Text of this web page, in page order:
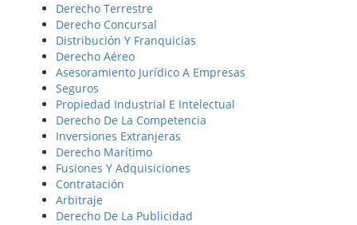
Derecho Terrestre
Derecho Concursal
Distribución Y Franquicias
Derecho Aéreo
Asesoramiento Jurídico A Empresas
Seguros
Propiedad Industrial E Intelectual
Derecho De La Competencia
Inversiones Extranjeras
Derecho Marítimo
Fusiones Y Adquisiciones
Contratación
Arbitraje
Derecho De La Publicidad